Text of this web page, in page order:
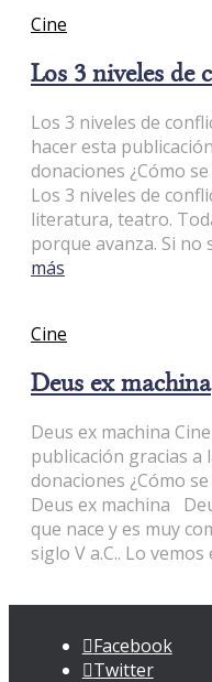
Cine
Los 3 niveles de
Los 3 niveles de
hacer esta
donaciones ¿Cómo
Los 3 niveles de
literatura, teatro.
porque avanza. Si no
más
Cine
Deus ex machina
Deus ex machina
publicación gracias a
donaciones ¿Cómo
Deus ex machina
que nace y es muy
siglo V a.C.. Lo
Facebook
Twitter